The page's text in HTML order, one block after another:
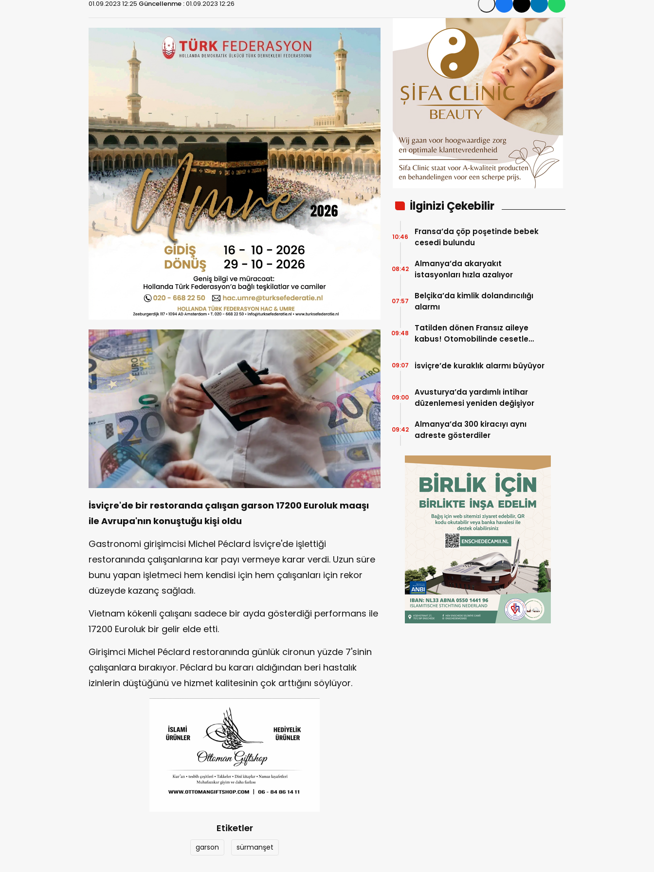
01.09.2023 12:25 Güncellenme :01.09.2023 12:26
İsviçre'de bir restoranda çalışan garson 17200 Euroluk maaşı
ile Avrupa'nın konuştuğu kişi oldu
Gastronomi girişimcisi Michel Péclard İsviçre'de işlettiği
restoranında çalışanlarına kar payı vermeye karar verdi. Uzun süre
bunu yapan işletmeci hem kendisi için hem çalışanları için rekor
düzeyde kazanç sağladı.
Vietnam kökenli çalışanı sadece bir ayda gösterdiği performans ile
17200 Euroluk bir gelir elde etti.
Girişimci Michel Péclard restoranında günlük cironun yüzde 7'sinin
çalışanlara bırakıyor. Péclard bu kararı aldığından beri hastalık
izinlerin düştüğünü ve hizmet kalitesinin çok arttığını söylüyor.
Etiketler
garson sürmanşet
İlginizi Çekebilir
Fransa’da çöp poşetinde bebek
cesedi bulundu
10:46
Almanya’da akaryakıt
istasyonları hızla azalıyor
08:42
Belçika’da kimlik dolandırıcılığı
alarmı
07:57
Tatilden dönen Fransız aileye
kabus! Otomobilinde cesetle
09:48
İsviçre’de kuraklık alarmı büyüyor
09:07
Avusturya’da yardımlı intihar
düzenlemesi yeniden değişiyor
09:00
Almanya’da 300 kiracıyı aynı
adreste gösterdiler
09:42